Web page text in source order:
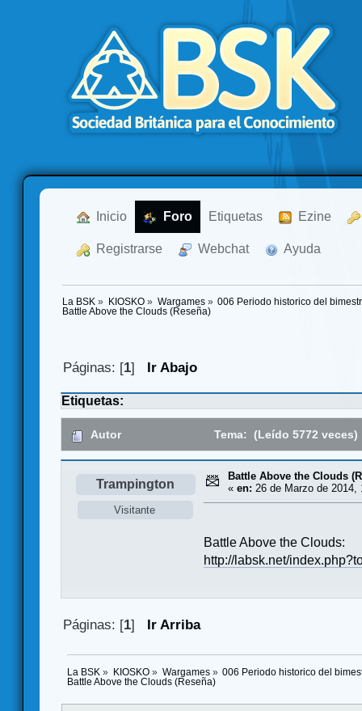
Inicio Foro Etiquetas Ezine
Registrarse Webchat Ayuda
La BSK » KIOSKO» Wargames» 006 Periodo historico del
Battle Above the Clouds (Reseña)
Páginas: [1] Ir Abajo
Etiquetas:
Autor Tema: (Leído 5772 veces)
Trampington
Visitante
Battle Above the Clouds
« en: 26 de Marzo de 2014,
Battle Above the Clouds:
http://labsk.net/
Páginas: [1] Ir Arriba
La BSK » KIOSKO» Wargames» 006 Periodo historico del
Battle Above the Clouds (Reseña)